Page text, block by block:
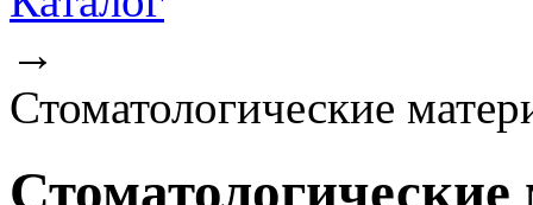
→
Стоматологические